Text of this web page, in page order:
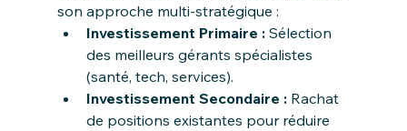
son approche multi-stratégique :
Investissement Primaire : Sélection
des meilleurs gérants spécialistes
(santé, tech, services).
Investissement Secondaire : Rachat
de positions existantes pour réduire